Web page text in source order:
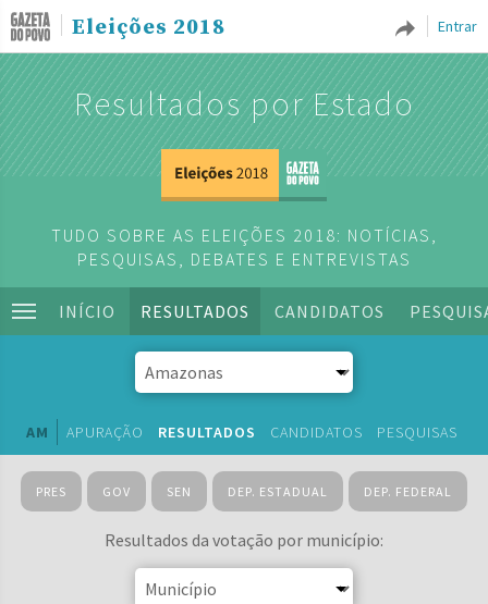
Entrar
Eleições 2018
Resultados por Estado
TUDO SOBRE AS ELEIÇÕES 2018: NOTÍCIAS,
PESQUISAS, DEBATES E ENTREVISTAS
INÍCIO RESULTADOS CANDIDATOS
AM APURAÇÃO RESULTADOS CANDIDATOS PESQUISAS
PRES GOV SEN DEP. ESTADUAL DEP. FEDERAL
Resultados da votação por município: